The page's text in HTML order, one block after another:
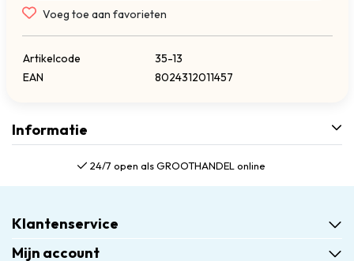
Voeg toe aan favorieten
Artikelcode
35-13
EAN
8024312011457
Informatie
24/7 open als GROOTHANDEL online
Klantenservice
Mijn account